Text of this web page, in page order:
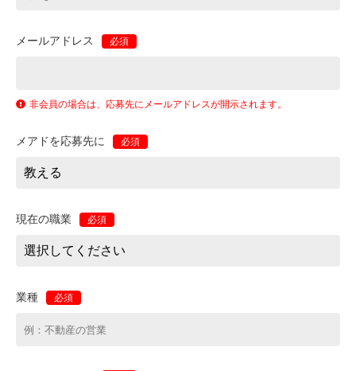
メールアドレス 必須
非会員の場合は、応募先にメールアドレスが開示されます。
メアドを応募先に 必須
現在の職業 必須
業種 必須